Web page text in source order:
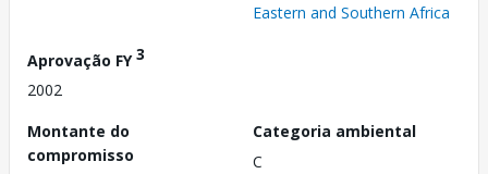
Eastern and Southern Africa
Aprovação FY3
2002
Montante do
compromisso
Categoria ambiental
C